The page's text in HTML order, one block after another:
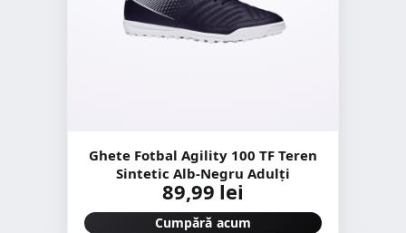
Ghete Fotbal Agility 100 TF Teren
Sintetic Alb-Negru Adulți
89,99 lei
Cumpără acum